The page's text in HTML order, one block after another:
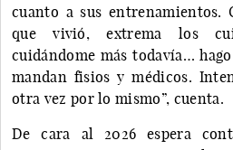
cuanto a sus entrenamientos.
que vivió, extrema los
cuidándome más todavía…
mandan fisios y médicos.
otra vez por lo mismo”, cuenta.
De cara al 2026 espera